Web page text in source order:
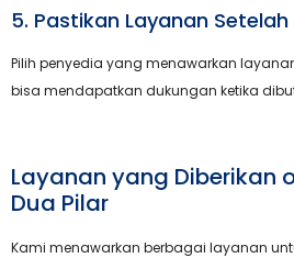
5. Pastikan Layanan
Pilih penyedia yang menawarkan
bisa mendapatkan dukungan ketika
Layanan yang Diberikan
Dua Pilar
Kami menawarkan berbagai layanan